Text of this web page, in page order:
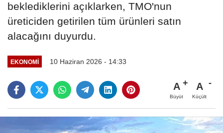
beklediklerini açıklarken, TMO'nun
üreticiden getirilen tüm ürünleri satın
alacağını duyurdu.
EKONOMİ 10 Haziran 2026 - 14:33
A
Büyüt
A
Küçült